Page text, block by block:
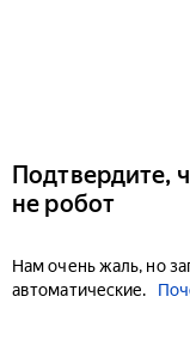
Подтвердите,
не робот
Нам очень жаль, но
автоматические.